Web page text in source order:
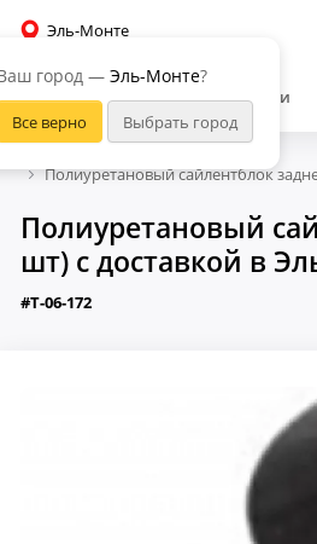
Эль-Монте
город — Эль-Монте?
Автозапчасти
Полиуретановый сайлентблок
Полиуретановый
шт) с доставкой в
#T-06-172